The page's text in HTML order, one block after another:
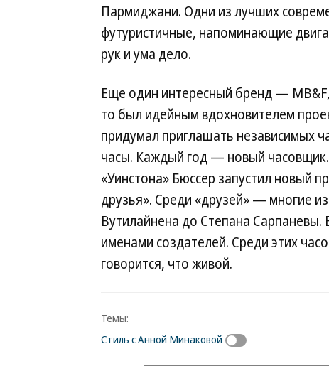
Пармиджани. Одни из лучших
футуристичные, напоминающие
рук и ума дело.
Еще один интересный бренд —
то был идейным вдохновителем
придумал приглашать независимых
часы. Каждый год — новый
«Уинстона» Бюссер запустил новый
друзья». Среди «друзей» — многие
Вутилайнена до Степана
именами создателей. Среди этих
говорится, что живой.
Темы:
Стиль с Анной Минаковой